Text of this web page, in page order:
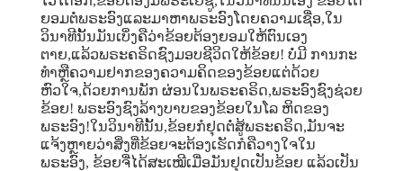
ຍອມຕໍ່ພຣະອົງແລະມາຫາພຣະອົງໂດຍຄວາມເຊື່ອ,ໃນ
ວິນາທີນັ້ນມັນເບິ່ງຄືວ່າຂ້ອຍຕ້ອງຍອມໃຫ້ຕົນເອງ
ຕາຍ,ແລ້ວພຣະຄຣິດຊົງມອບຊີວິດໃຫ້ຂ້ອຍ! ບໍ່ມີ ການກະ
ທໍາຫຼືຄວາມຢາກຂອງຄວາມຄິດຂອງຂ້ອຍແຕ່ດ້ວຍ
ຫົວໃຈ,ດ້ວຍການພັກ ຜ່ອນໃນພຣະຄຣິດ,ພຣະອົງຊົງຊ່ວຍ
ຂ້ອຍ! ພຣະອົງຊົງລ້າງບາບຂອງຂ້ອຍໃນໂລ ຫິດຂອງ
ພຣະອົງ!ໃນວິນາທີນັ້ນ,ຂ້ອຍກໍຢຸດຕໍ່ສູ້ພຣະຄຣິດ,ມັນຈະ
ແຈ້ງຫຼາຍວ່າສິ່ງທີ່ຂ້ອຍຈະຕ້ອງເຮັດກໍຄືວາງໃຈໃນ
ພຣະອົງ, ຂ້ອຍຈື່ໄດ້ສະເໝີເມື່ອມັນຢຸດເປັນຂ້ອຍ ແລ້ວເປັນ